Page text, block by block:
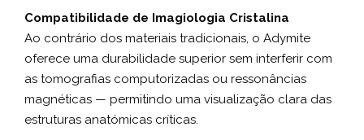
Compatibilidade de Imagiologia Cristalina
Ao contrário dos materiais tradicionais, o Adymite
oferece uma durabilidade superior sem interferir com
as tomografias computorizadas ou ressonâncias
magnéticas — permitindo uma visualização clara das
estruturas anatómicas críticas.